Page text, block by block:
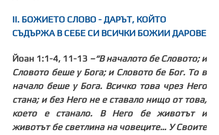
II. БОЖИЕТО СЛОВО - ДАРЪТ, КОЙТО
СЪДЪРЖА В СЕБЕ СИ ВСИЧКИ БОЖИИ ДАРОВЕ
Йоан 1:1-4, 11-13 –“В началото бе Словото; и
Словото беше у Бога; и Словото бе Бог. То в
начало беше у Бога. Всичко това чрез Него
стана; и без Него не е ставало нищо от това,
което е станало. В Него бе животът и
животът бе светлина на човеците… У Своите